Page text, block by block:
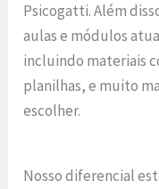
Psicogatti. Além
aulas e módulos
incluindo materiais
planilhas, e muito
escolher.
Nosso diferencial